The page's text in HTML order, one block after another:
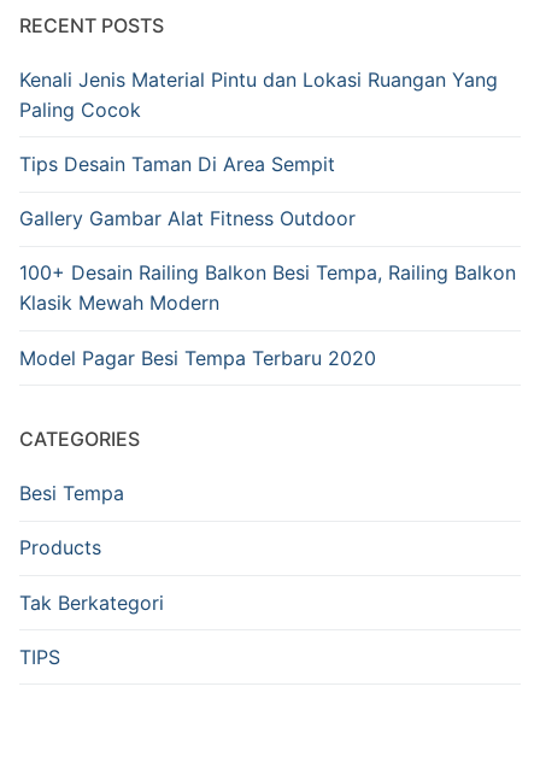
RECENT POSTS
Kenali Jenis Material Pintu dan Lokasi Ruangan Yang
Paling Cocok
Tips Desain Taman Di Area Sempit
Gallery Gambar Alat Fitness Outdoor
100+ Desain Railing Balkon Besi Tempa, Railing Balkon
Klasik Mewah Modern
Model Pagar Besi Tempa Terbaru 2020
CATEGORIES
Besi Tempa
Products
Tak Berkategori
TIPS